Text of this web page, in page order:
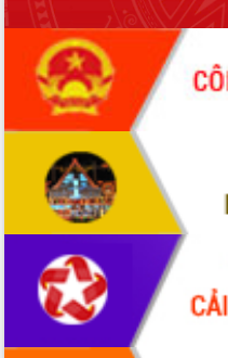
sầu riêng tại Đắk Lắk
Trình diễn nghệ thuật chế biến các
món ăn từ sầu riêng
Đắk Lắk công bố Quy hoạch và xúc
tiến đầu tư tỉnh
Ngành cá ngừ Đắk Lắk chủ động thích
ứng để giữ vững thị trường xuất khẩu
Diễn đàn Kinh tế tư nhân Việt Nam đột
phá cơ chế - Hợp tác công tư
Đề án 06 tạo bước ngoặt đột phá trong
cải cách hành chính tỉnh Đắk Lắk
Kết nối tour, đẩy mạnh chuyển đổi số
để phát triển du lịch Đắk Lắk
Khởi động Dự án Đầu tư xây dựng hạ
tầng kỹ thuật Cụm công nghiệp Tân